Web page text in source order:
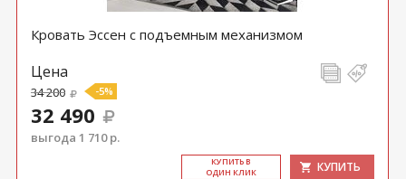
Кровать Эссен с подъемным механизмом
Цена
34 200 -5%
32 490
выгода 1 710 р.
КУ­ПИТЬ В
ОДИН КЛИК
КУПИТЬ